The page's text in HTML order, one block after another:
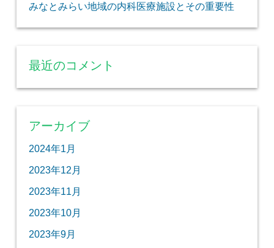
みなとみらい地域の内科医療施設とその重要性
最近のコメント
アーカイブ
2024年1月
2023年12月
2023年11月
2023年10月
2023年9月